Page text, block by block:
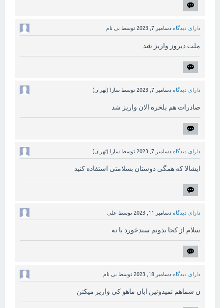
دارای دیدگاه دسامبر 7, 2023 توسط بی نام
ملت دیروز واریز شد
دارای دیدگاه دسامبر 7, 2023 توسط سارا (تهران)
صادرات هم بلخره الان واریز شد
دارای دیدگاه دسامبر 7, 2023 توسط سارا (تهران)
ایشالا که همگی دوستان بسلامتی استفاده کنید
دارای دیدگاه دسامبر 11, 2023 توسط علی
سلام از کجا بدونم سندخورد یا نه
دارای دیدگاه دسامبر 18, 2023 توسط بی نام
ن شماهم نمیدونین ابان ماهو کی واریز میکنن